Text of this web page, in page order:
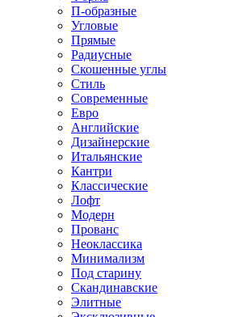
П-образные
Угловые
Прямые
Радиусные
Скошенные углы
Стиль
Современные
Евро
Английские
Дизайнерские
Итальянские
Кантри
Классические
Лофт
Модерн
Прованс
Неоклассика
Минимализм
Под старину
Скандинавские
Элитные